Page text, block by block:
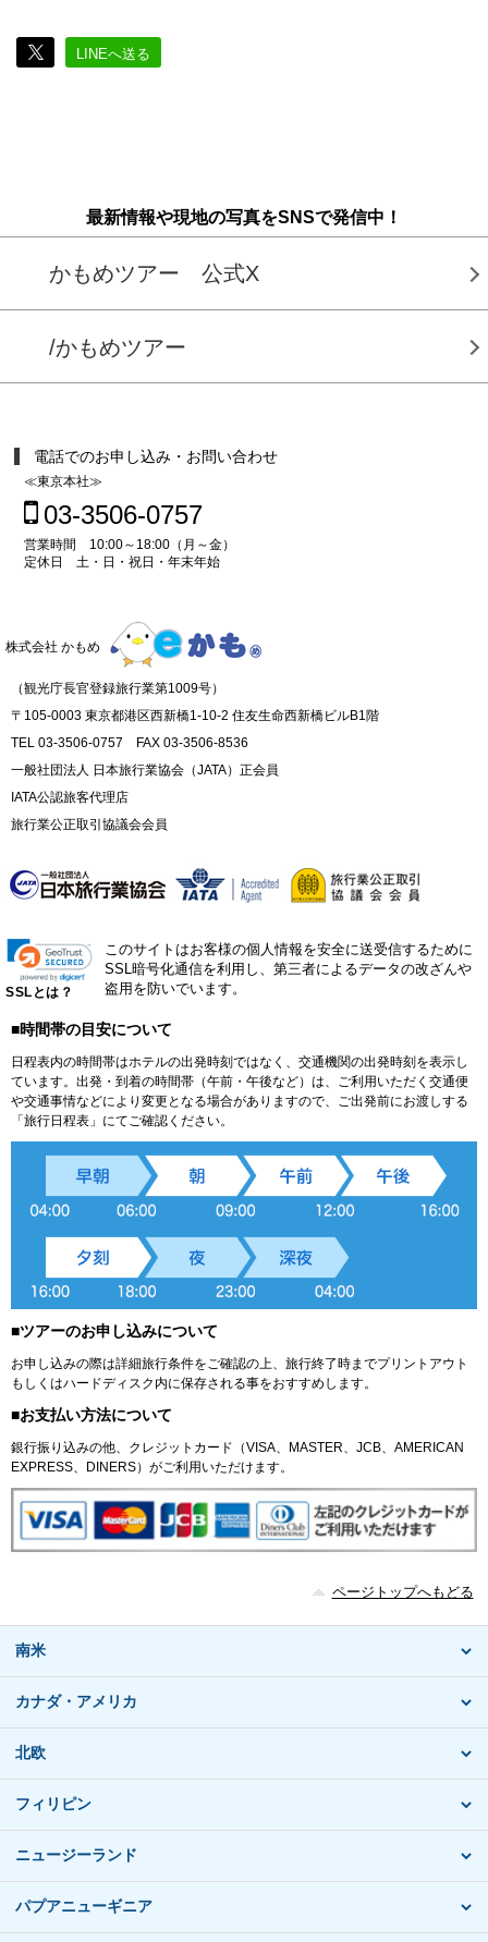
LINEへ送る
最新情報や現地の写真をSNSで発信中！
かもめツアー 公式X
/かもめツアー
電話でのお申し込み・お問い合わせ
≪東京本社≫
03-3506-0757
営業時間 10:00～18:00（月～金）
定休日 土・日・祝日・年末年始
株式会社 かもめ
（観光庁長官登録旅行業第1009号）
〒105-0003 東京都港区西新橋1-10-2 住友生命西新橋ビルB1階
TEL 03-3506-0757 FAX 03-3506-8536
一般社団法人 日本旅行業協会（JATA）正会員
IATA公認旅客代理店
旅行業公正取引協議会会員
SSLとは？
このサイトはお客様の個人情報を安全に送受信するために
SSL暗号化通信を利用し、第三者によるデータの改ざんや
盗用を防いでいます。
■時間帯の目安について
日程表内の時間帯はホテルの出発時刻ではなく、交通機関の出発時刻を表示し
ています。出発・到着の時間帯（午前・午後など）は、ご利用いただく交通便
や交通事情などにより変更となる場合がありますので、ご出発前にお渡しする
「旅行日程表」にてご確認ください。
■ツアーのお申し込みについて
お申し込みの際は詳細旅行条件をご確認の上、旅行終了時までプリントアウト
もしくはハードディスク内に保存される事をおすすめします。
■お支払い方法について
銀行振り込みの他、クレジットカード（VISA、MASTER、JCB、AMERICAN
EXPRESS、DINERS）がご利用いただけます。
ページトップへもどる
南米
カナダ・アメリカ
北欧
フィリピン
ニュージーランド
パプアニューギニア